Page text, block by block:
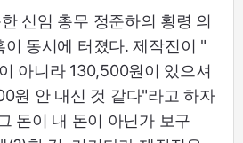
신임 총무 정준하의 횡령 의
이 동시에 터졌다. 제작진이 "
아니라 130,500원이 있으셔
원 안 내신 것 같다"라고 하자
돈이 내 돈이 아닌가 보구